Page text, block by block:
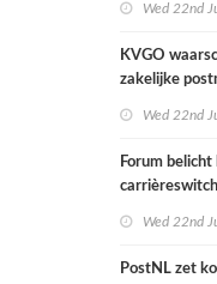
Wed 22nd
KVGO
zakelijke
Wed 22nd
Forum
Wed 22nd
PostNL zet